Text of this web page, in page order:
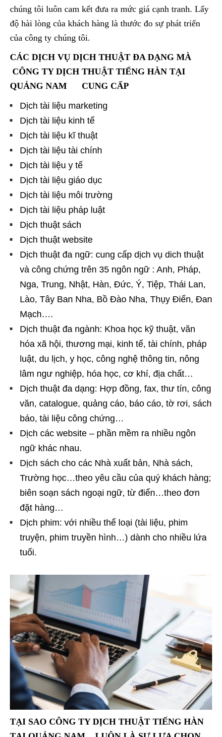
chúng tôi luôn cam kết đưa ra mức giá cạnh tranh. Lấy
độ hài lòng của khách hàng là thước đo sự phát triển
của công ty chúng tôi.
CÁC DỊCH VỤ DỊCH THUẬT ĐA DẠNG MÀ
CÔNG TY DỊCH THUẬT TIẾNG HÀN TẠI
QUẢNG NAM CUNG CẤP
Dịch tài liệu marketing
Dịch tài liệu kinh tế
Dịch tài liệu kĩ thuật
Dịch tài liệu tài chính
Dịch tài liệu y tế
Dịch tài liệu giáo dục
Dịch tài liệu môi trường
Dịch tài liệu pháp luật
Dịch thuật sách
Dịch thuật website
Dịch thuật đa ngữ: cung cấp dịch vụ dich thuật
và công chứng trên 35 ngôn ngữ : Anh, Pháp,
Nga, Trung, Nhật, Hàn, Đức, Ý, Tiệp, Thái Lan,
Lào, Tây Ban Nha, Bồ Đào Nha, Thụy Điển, Đan
Mạch….
Dịch thuật đa ngành: Khoa học kỹ thuật, văn
hóa xã hội, thương mại, kinh tế, tài chính, pháp
luật, du lịch, y học, công nghệ thông tin, nông
lâm ngư nghiệp, hóa học, cơ khí, địa chất…
Dịch thuật đa dạng: Hợp đồng, fax, thư tín, công
văn, catalogue, quảng cáo, báo cáo, tờ rơi, sách
báo, tài liệu công chứng…
Dịch các website – phần mềm ra nhiều ngôn
ngữ khác nhau.
Dịch sách cho các Nhà xuất bản, Nhà sách,
Trường học…theo yêu cầu của quý khách hàng;
biên soạn sách ngoại ngữ, từ điển…theo đơn
đặt hàng…
Dịch phim: với nhiều thể loại (tài liệu, phim
truyện, phim truyền hình…) dành cho nhiều lứa
tuổi.
TẠI SAO CÔNG TY DỊCH THUẬT TIẾNG HÀN